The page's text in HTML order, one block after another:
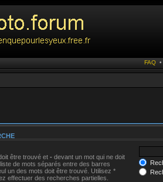
FAQ
être trouvé et - devant un mot qui ne doit
de mots séparés entre des barres
un des mots doit être trouvé. Utilisez *
effectuer des recherches partielles.